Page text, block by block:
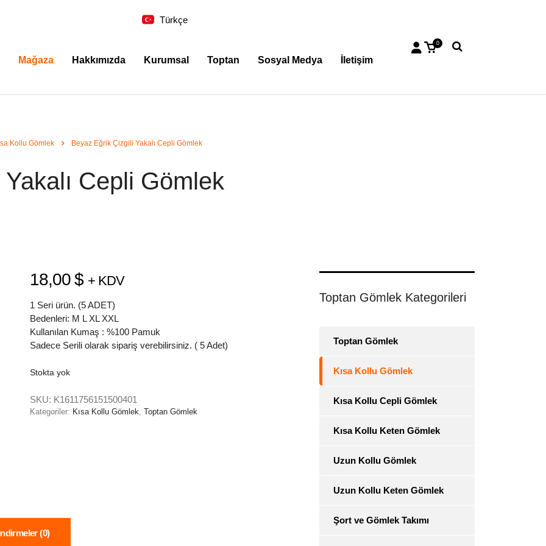
Türkçe
Mağaza Hakkımızda Kurumsal Toptan Sosyal Medya İletişim
0
Kollu Gömlek Beyaz Eğrik Çizgili Yakalı Cepli Gömlek
Cepli Gömlek
18,00$ + KDV
1 Seri ürün. (5 ADET)
Bedenleri: M L XL XXL
Kullanılan Kumaş : %100 Pamuk
Sadece Serili olarak sipariş verebilirsiniz. ( 5 Adet)
Stokta yok
SKU: K1611756151500401
Kategoriler: Kısa Kollu Gömlek, Toptan Gömlek
(0)
Toptan Gömlek Kategorileri
Toptan Gömlek
Kısa Kollu Gömlek
Kısa Kollu Cepli Gömlek
Kısa Kollu Keten Gömlek
Uzun Kollu Gömlek
Uzun Kollu Keten Gömlek
Şort ve Gömlek Takımı